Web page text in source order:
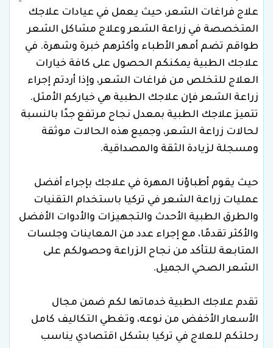
علاج فراغات الشعر، حيث يعمل في عيادات علاجك
المتخصصة في زراعة الشعر وعلاج مشاكل الشعر
طواقم تضم أمهر الأطباء وأكثرهم خبرة وشهرة. في
علاجك الطبية يمكنكم الحصول على كافة خيارات
العلاج للتخلص من فراغات الشعر، وإذا أردتم إجراء
زراعة الشعر فإن علاجك الطبية هي خياركم الأمثل.
تتميز علاجك الطبية بمعدل نجاح مرتفع جدًا بالنسبة
لحالات زراعة الشعر، وجميع هذه الحالات موثقة
ومسجلة لزيادة الثقة والمصداقية.
حيث يقوم أطباؤنا المهرة في علاجك بإجراء أفضل
عمليات زراعة الشعر في تركيا باستخدام التقنيات
والطرق الطبية الأحدث والتجهيزات والأدوات الأفضل
والأكثر تقدمًا، مع إجراء عدد من المعاينات وجلسات
المتابعة للتأكد من نجاح الزراعة وحصولكم على
الشعر الصحي الجميل.
تقدم علاجك الطبية خدماتها لكم ضمن مجال
الأسعار الأخفض من نوعه، وتغطي التكاليف كامل
رحلتكم للعلاج في تركيا بشكل اقتصادي يناسب